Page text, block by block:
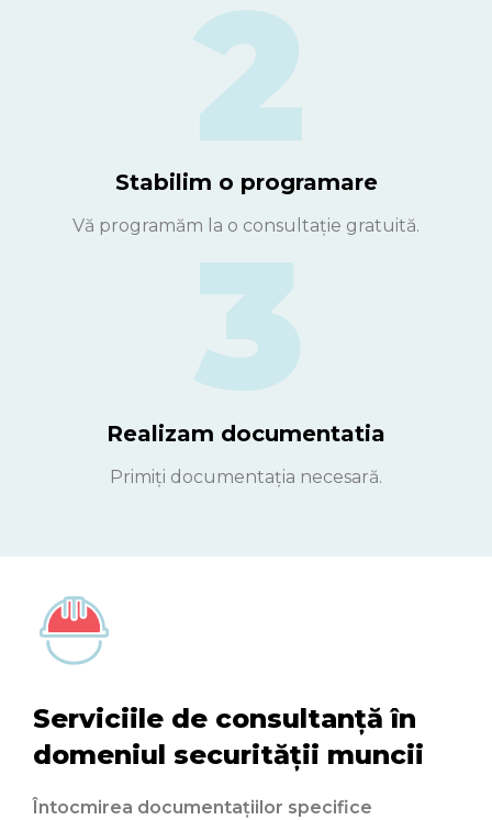
Stabilim o programare
Vă programăm la o consultație gratuită.
Realizam documentatia
Primiți documentația necesară.
Serviciile de consultanţă în
domeniul securităţii muncii
Întocmirea documentaţiilor specifice